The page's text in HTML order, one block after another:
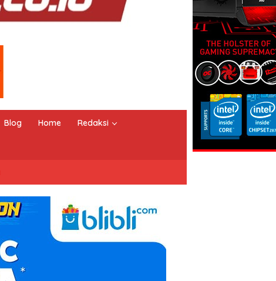
Blog Home Redaksi